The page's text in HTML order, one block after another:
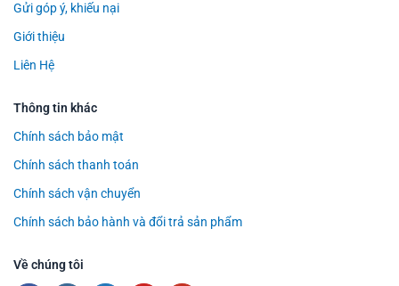
Gửi góp ý, khiếu nại
Giới thiệu
Liên Hệ
Thông tin khác
Chính sách bảo mật
Chính sách thanh toán
Chính sách vận chuyển
Chính sách bảo hành và đổi trả sản phẩm
Về chúng tôi